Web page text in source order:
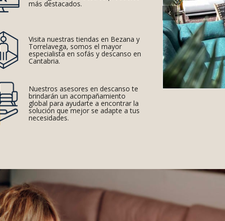
más destacados.
Visita nuestras tiendas en Bezana y
Torrelavega, somos el mayor
especialista en sofás y descanso en
Cantabria.
Nuestros asesores en descanso te
brindarán un acompañamiento
global para ayudarte a encontrar la
solución que mejor se adapte a tus
necesidades.